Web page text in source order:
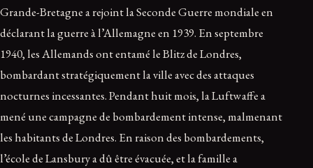
Grande-Bretagne a rejoint la Seconde Guerre mondiale en
déclarant la guerre à l’Allemagne en 1939. En septembre
1940, les Allemands ont entamé le Blitz de Londres,
bombardant stratégiquement la ville avec des attaques
nocturnes incessantes. Pendant huit mois, la Luftwaffe a
mené une campagne de bombardement intense, malmenant
les habitants de Londres. En raison des bombardements,
l’école de Lansbury a dû être évacuée, et la famille a